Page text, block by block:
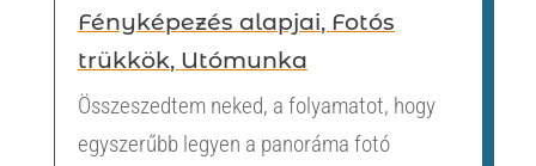
Fényképezés alapjai, Fotós
trükkök, Utómunka
Összeszedtem neked, a folyamatot, hogy
egyszerűbb legyen a panoráma fotó